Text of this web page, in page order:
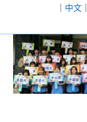
至
｜ 中文｜